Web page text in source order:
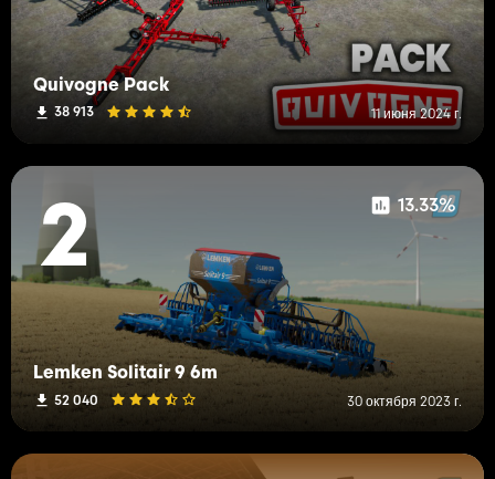
Quivogne Pack
38 913 11 июня 2024 г.
2 13.33%
Lemken Solitair 9 6m
52 040 30 октября 2023 г.